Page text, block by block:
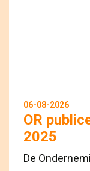
06-08-2026
OR
2025
De